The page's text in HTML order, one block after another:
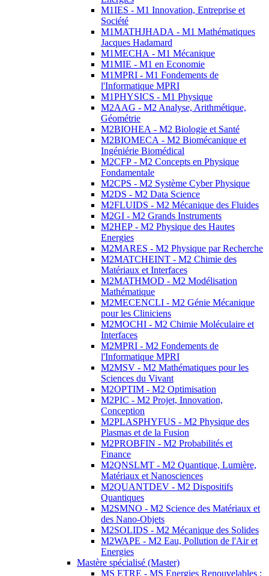
M1IES - M1 Innovation, Entreprise et
Société
M1MATHJHADA - M1 Mathématiques
Jacques Hadamard
M1MECHA - M1 Mécanique
M1MIE - M1 en Economie
M1MPRI - M1 Fondements de
l'Informatique MPRI
M1PHYSICS - M1 Physique
M2AAG - M2 Analyse, Arithmétique,
Géométrie
M2BIOHEA - M2 Biologie et Santé
M2BIOMECA - M2 Biomécanique et
Ingéniérie Biomédical
M2CFP - M2 Concepts en Physique
Fondamentale
M2CPS - M2 Système Cyber Physique
M2DS - M2 Data Science
M2FLUIDS - M2 Mécanique des Fluides
M2GI - M2 Grands Instruments
M2HEP - M2 Physique des Hautes
Energies
M2MARES - M2 Physique par Recherche
M2MATCHEINT - M2 Chimie des
Matériaux et Interfaces
M2MATHMOD - M2 Modélisation
Mathématique
M2MECENCLI - M2 Génie Mécanique
pour les Cliniciens
M2MOCHI - M2 Chimie Moléculaire et
Interfaces
M2MPRI - M2 Fondements de
l'Informatique MPRI
M2MSV - M2 Mathématiques pour les
Sciences du Vivant
M2OPTIM - M2 Optimisation
M2PIC - M2 Projet, Innovation,
Conception
M2PLASPHYFUS - M2 Physique des
Plasmas et de la Fusion
M2PROBFIN - M2 Probabilités et
Finance
M2QNSLMT - M2 Quantique, Lumière,
Matériaux et Nanosciences
M2QUANTDEV - M2 Dispositifs
Quantiques
M2SMNO - M2 Science des Matériaux et
des Nano-Objets
M2SOLIDS - M2 Mécanique des Solides
M2WAPE - M2 Eau, Pollution de l'Air et
Energies
Mastère spécialisé (Master)
MS ETRE - MS Energies Renouvelables :